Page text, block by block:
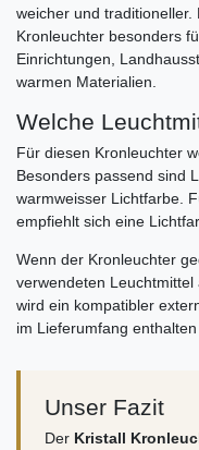
weicher und
Kronleuchter besonders
Einrichtungen,
warmen Materialien.
Welche
Für diesen Kronleuchter
Besonders passend sind
warmweisser Lichtfarbe.
empfiehlt sich eine
Wenn der Kronleuchter
verwendeten
wird ein kompatibler
im Lieferumfang enthalten
Unser Fazit
Der Kristall